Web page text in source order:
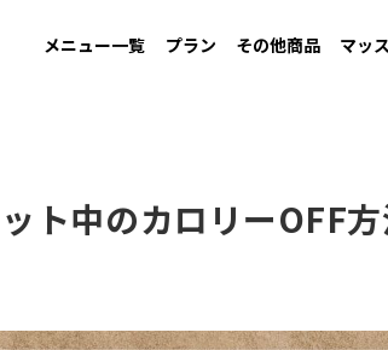
メニュー一覧 プラン その他商品 マッ
ト中のカロリーOFF